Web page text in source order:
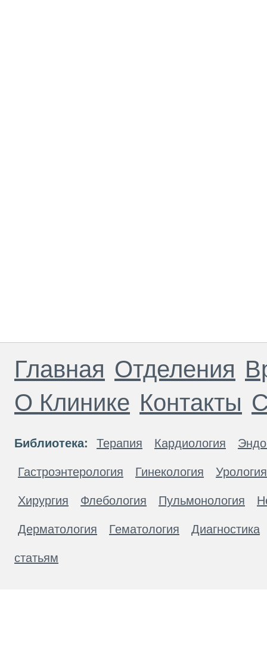
Главная Отделения
О Клинике Контакты
Библиотека: Терапия Кардиология
Гастроэнтерология Гинекология Урология
Хирургия Флебология Пульмонология
Дерматология Гематология Диагностика
статьям